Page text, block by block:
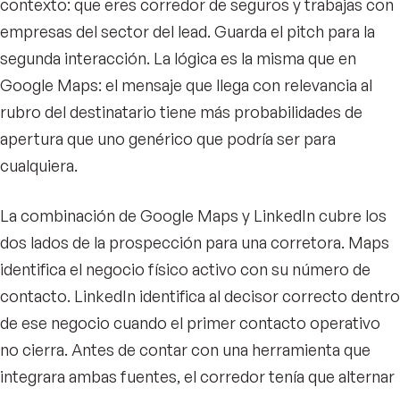
contexto: que eres corredor de seguros y trabajas con
empresas del sector del lead. Guarda el pitch para la
segunda interacción. La lógica es la misma que en
Google Maps: el mensaje que llega con relevancia al
rubro del destinatario tiene más probabilidades de
apertura que uno genérico que podría ser para
cualquiera.
La combinación de Google Maps y LinkedIn cubre los
dos lados de la prospección para una corretora. Maps
identifica el negocio físico activo con su número de
contacto. LinkedIn identifica al decisor correcto dentro
de ese negocio cuando el primer contacto operativo
no cierra. Antes de contar con una herramienta que
integrara ambas fuentes, el corredor tenía que alternar